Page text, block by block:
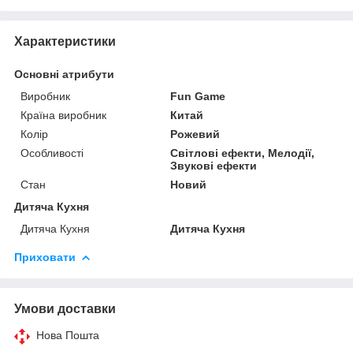
Характеристики
Основні атрибути
Виробник
Fun Game
Країна виробник
Китай
Колір
Рожевий
Особливості
Світлові ефекти, Мелодії,
Звукові ефекти
Стан
Новий
Дитяча Кухня
Дитяча Кухня
Дитяча Кухня
Приховати
Умови доставки
Нова Пошта